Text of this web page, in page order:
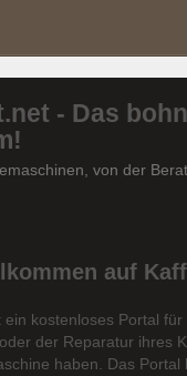
- Das
von der
auf
ein kostenloses Portal
der Reparatur ihres
haben. Das Portal